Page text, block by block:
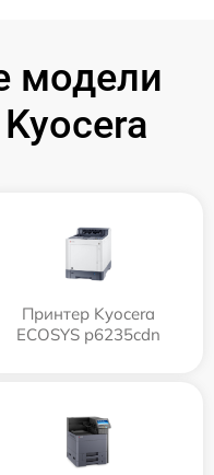
модели
Принтер Kyocera
ECOSYS p6235cdn